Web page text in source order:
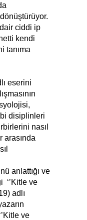
ciddi ip
kendi
tanıma
eserini
disiplinleri
nasıl
arasında
anlattığı ve
‘’Kitle ve
adlı
ve